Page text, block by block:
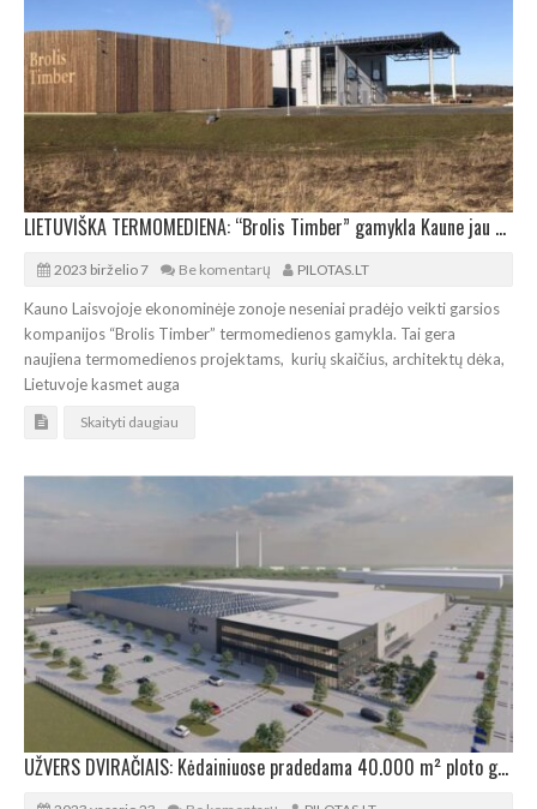
LIETUVIŠKA TERMOMEDIENA: “Brolis Timber” gamykla Kaune jau dirba pilnu pajėgumu
2023 birželio 7 Be komentarų PILOTAS.LT
Kauno Laisvojoje ekonominėje zonoje neseniai pradėjo veikti garsios
kompanijos “Brolis Timber” termomedienos gamykla. Tai gera
naujiena termomedienos projektams, kurių skaičius, architektų dėka,
Lietuvoje kasmet auga
Skaityti daugiau
UŽVERS DVIRAČIAIS: Kėdainiuose pradedama 40.000 m² ploto gamyklos statyba